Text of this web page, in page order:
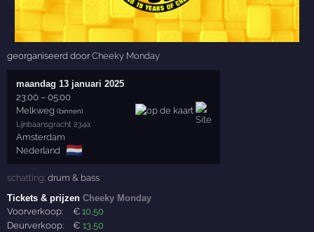
georganiseerd doorCheeky Monday
maandag 13 januari 2025
23:00 –05:00
Melkweg (binnen)
Lijnbaansgracht 234a
Amsterdam
Nederland
🇳🇱
schatting:drum & bass
Tickets & prijzenCheeky Monday
Voorverkoop:
€10,50
Deurverkoop:
€ 13,50